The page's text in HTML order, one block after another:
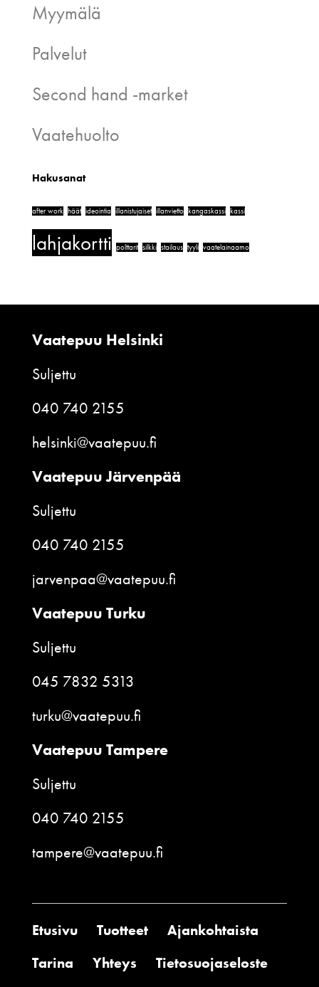
Myymälä
Palvelut
Second hand -market
Vaatehuolto
Hakusanat
after work häät ideointia illanistujaiset illanvietto kangaskassi kassi
lahjakortti polttarit silkki stailaus tyyli vaatelainaamo
Vaatepuu Helsinki
Suljettu
040 740 2155
helsinki@vaatepuu.fi
Vaatepuu Järvenpää
Suljettu
040 740 2155
jarvenpaa@vaatepuu.fi
Vaatepuu Turku
Suljettu
045 7832 5313
turku@vaatepuu.fi
Vaatepuu Tampere
Suljettu
040 740 2155
tampere@vaatepuu.fi
Etusivu Tuotteet
Ajankohtaista
Tarina
Yhteys
Tietosuojaseloste